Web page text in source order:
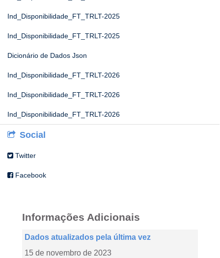
Ind_Disponibilidade_FT_TRLT-2025
Ind_Disponibilidade_FT_TRLT-2025
Dicionário de Dados Json
Ind_Disponibilidade_FT_TRLT-2026
Ind_Disponibilidade_FT_TRLT-2026
Ind_Disponibilidade_FT_TRLT-2026
Social
Twitter
Facebook
Informações Adicionais
Dados atualizados pela última vez
15 de novembro de 2023